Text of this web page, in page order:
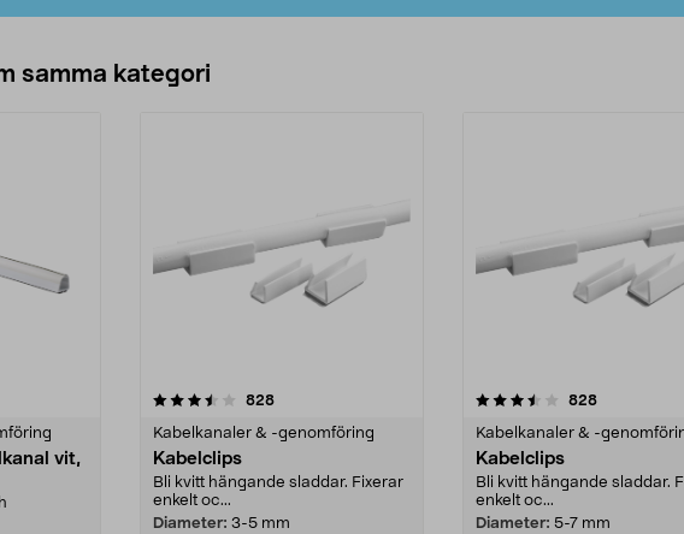
samma kategori
vit,
828recensioner
Kabelkanaler & -genomföring
Kabelclips
Bli kvitt hängande sladdar. Fixerar
enkelt oc...
Diameter: 3-5 mm
3.5 av 5 stjärnor 828recensioner
Kabelkanaler & -
Kabelclips
Bli kvitt hängande sladdar.
enkelt oc...
Diameter: 5-7 mm
4.5 av 5 stjärnor